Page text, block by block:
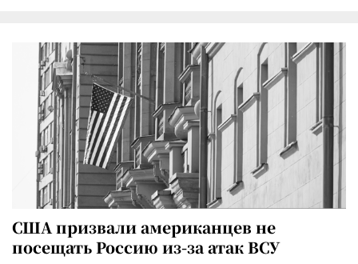
США призвали американцев не
посещать Россию из-за атак ВСУ